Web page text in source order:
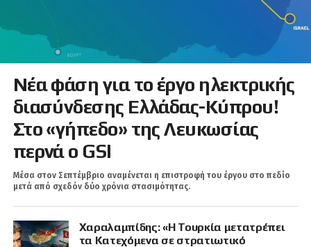
Νέα φάση για το έργο ηλεκτρικής
διασύνδεσης Ελλάδας-Κύπρου!
Στο «γήπεδο» της Λευκωσίας
περνά ο GSI
Μέσα στον Σεπτέμβριο αναμένεται η επιστροφή του έργου στο πεδίο
μετά από σχεδόν δύο χρόνια στασιμότητας.
Χαραλαμπίδης: «Η Τουρκία μετατρέπει
τα Κατεχόμενα σε στρατιωτικό